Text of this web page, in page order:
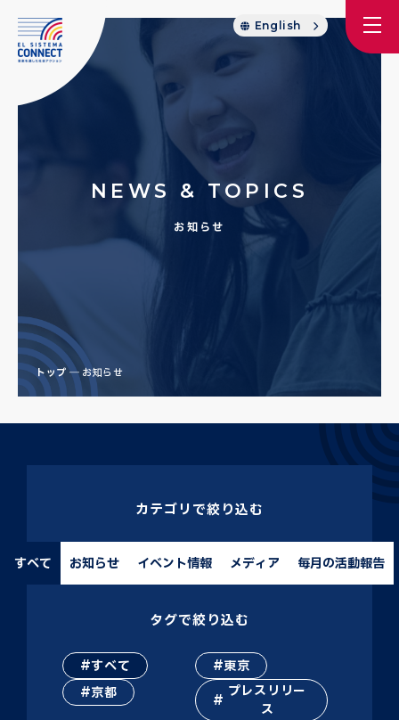
English
NEWS & TOPICS
お知らせ
トップ お知らせ
カテゴリで絞り込む
すべて お知らせ イベント情報 メディア 毎月の活動報告
タグで絞り込む
すべて
東京
京都
プレスリリー
ス